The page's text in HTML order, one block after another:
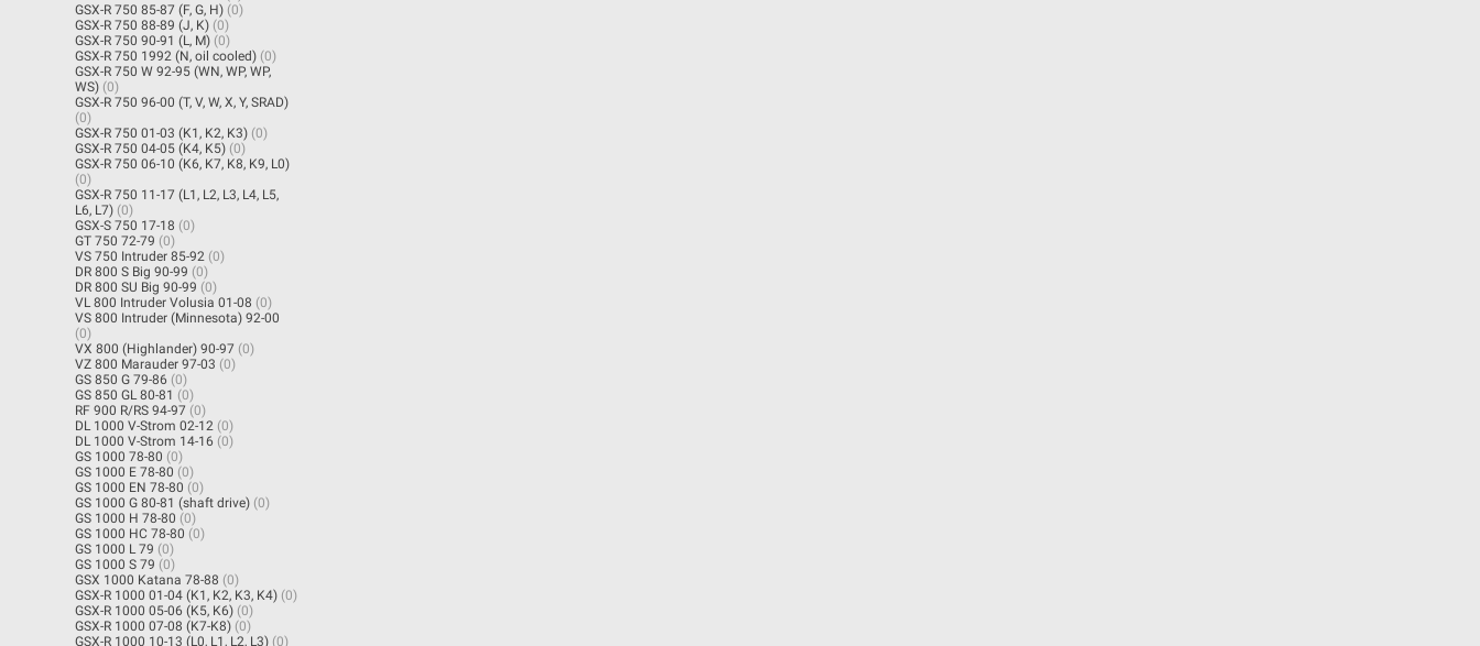
GSX-R 750 85-87 (F, G, H) (0)
GSX-R 750 88-89 (J, K) (0)
GSX-R 750 90-91 (L, M) (0)
GSX-R 750 1992 (N, oil cooled) (0)
GSX-R 750 W 92-95 (WN, WP, WP,
WS) (0)
GSX-R 750 96-00 (T, V, W, X, Y, SRAD)
(0)
GSX-R 750 01-03 (K1, K2, K3) (0)
GSX-R 750 04-05 (K4, K5) (0)
GSX-R 750 06-10 (K6, K7, K8, K9, L0)
(0)
GSX-R 750 11-17 (L1, L2, L3, L4, L5,
L6, L7) (0)
GSX-S 750 17-18 (0)
GT 750 72-79 (0)
VS 750 Intruder 85-92 (0)
DR 800 S Big 90-99 (0)
DR 800 SU Big 90-99 (0)
VL 800 Intruder Volusia 01-08 (0)
VS 800 Intruder (Minnesota) 92-00
(0)
VX 800 (Highlander) 90-97 (0)
VZ 800 Marauder 97-03 (0)
GS 850 G 79-86 (0)
GS 850 GL 80-81 (0)
RF 900 R/RS 94-97 (0)
DL 1000 V-Strom 02-12 (0)
DL 1000 V-Strom 14-16 (0)
GS 1000 78-80 (0)
GS 1000 E 78-80 (0)
GS 1000 EN 78-80 (0)
GS 1000 G 80-81 (shaft drive) (0)
GS 1000 H 78-80 (0)
GS 1000 HC 78-80 (0)
GS 1000 L 79 (0)
GS 1000 S 79 (0)
GSX 1000 Katana 78-88 (0)
GSX-R 1000 01-04 (K1, K2, K3, K4) (0)
GSX-R 1000 05-06 (K5, K6) (0)
GSX-R 1000 07-08 (K7-K8) (0)
GSX-R 1000 10-13 (L0, L1, L2, L3) (0)